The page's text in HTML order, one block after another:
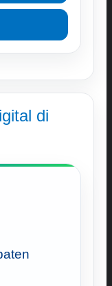
di